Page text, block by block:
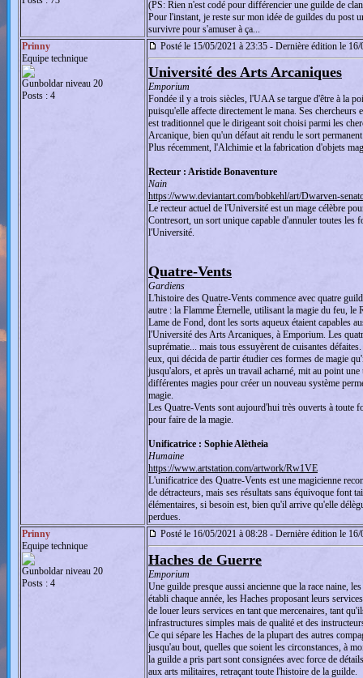
(PS: Rien n'est codé pour différencier une guilde de
Pour l'instant, je reste sur mon idée de guildes du post
survivre pour s'amuser à ça...
Prinny
Equipe technique
Gunboldar niveau 20
Posts : 4
Posté le 15/05/2021 à 23:35 - Dernière édition le
Université des Arts Arcaniques
Emporium
Fondée il y a trois siècles, l'UAA se targue d'être à la
puisqu'elle affecte directement le mana. Ses
est traditionnel que le dirigeant soit choisi parmi les
Arcanique, bien qu'un défaut ait rendu le sort
Plus récemment, l'Alchimie et la fabrication d'objets
Recteur : Aristide Bonaventure
Nain
https://www.deviantart.com/bobkehl/art/Dwarven-
Le recteur actuel de l'Université est un mage célèbre
Contresort, un sort unique capable d'annuler toutes les
l'Université.
Quatre-Vents
Gardiens
L'histoire des Quatre-Vents commence avec quatre
autre : la Flamme Éternelle, utilisant la magie du feu,
Lame de Fond, dont les sorts aqueux étaient capables
l'Université des Arts Arcaniques, à Emporium. Les
suprématie... mais tous essuyèrent de cuisantes
eux, qui décida de partir étudier ces formes de magie
jusqu'alors, et après un travail acharné, mit au point
différentes magies pour créer un nouveau système
magie.
Les Quatre-Vents sont aujourd'hui très ouverts à toute
pour faire de la magie.
Unificatrice : Sophie Alètheia
Humaine
https://www.artstation.com/artwork/Rw1VE
L'unificatrice des Quatre-Vents est une magicienne
de détracteurs, mais ses résultats sans équivoque font
élémentaires, si besoin est, bien qu'il arrive qu'elle
perdues.
Prinny
Equipe technique
Gunboldar niveau 20
Posts : 4
Posté le 16/05/2021 à 08:28 - Dernière édition le
Haches de Guerre
Emporium
Une guilde presque aussi ancienne que la race naine,
établi chaque année, les Haches proposant leurs
de louer leurs services en tant que mercenaires, tant
infrastructures simples mais de qualité et des
Ce qui sépare les Haches de la plupart des autres
jusqu'au bout, quelles que soient les circonstances, à
la guilde a pris part sont consignées avec force de
aux arts militaires, retraçant toute l'histoire de la guilde.